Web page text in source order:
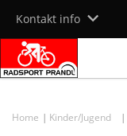
content
Kontakt info
Home Kinder/Jugend